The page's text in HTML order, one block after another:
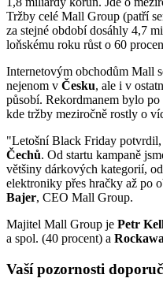
Tržby celé Mall Group (patří
za stejné období dosáhly 4,7
loňskému roku růst o 60
Internetovým obchodům Mall
nejenom v Česku, ale i v
působí. Rekordmanem bylo
kde tržby meziročně rostly o
"Letošní Black Friday
Čechů. Od startu kampaně
většiny dárkových kategorií,
elektroniky přes hračky až po
Bajer, CEO Mall Group.
Majitel Mall Group je Petr
a spol. (40 procent) a
Vaší pozornosti